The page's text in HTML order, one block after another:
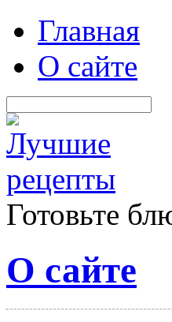
Главная
О сайте
Готовьте
О сайте